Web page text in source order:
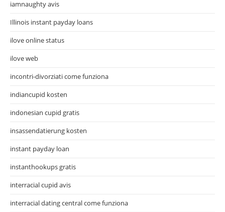
iamnaughty avis
Illinois instant payday loans
ilove online status
ilove web
incontri-divorziati come funziona
indiancupid kosten
indonesian cupid gratis
insassendatierung kosten
instant payday loan
instanthookups gratis
interracial cupid avis
interracial dating central come funziona